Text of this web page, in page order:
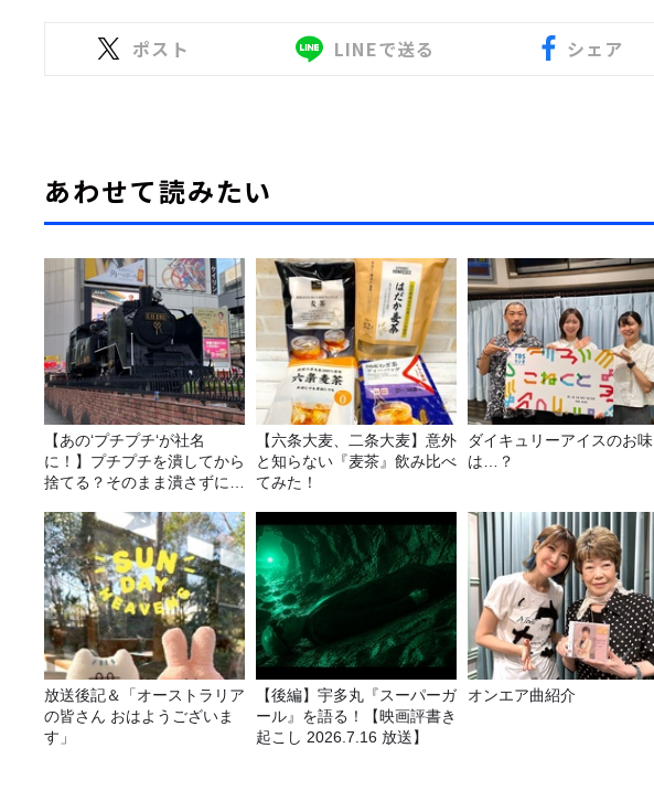
ポスト LINEで送る シェア
あわせて読みたい
【あの‘プチプチ‘が社名
に！】プチプチを潰してから
捨てる？そのまま潰さずに捨
【六条大麦、二条大麦】意外
と知らない『麦茶』飲み比べ
てみた！
ダイキュリーアイスのお味
は…？
放送後記＆「オーストラリア
の皆さん おはようございま
す」
【後編】宇多丸『スーパーガ
ール』を語る！【映画評書き
起こし 2026.7.16 放送】
オンエア曲紹介